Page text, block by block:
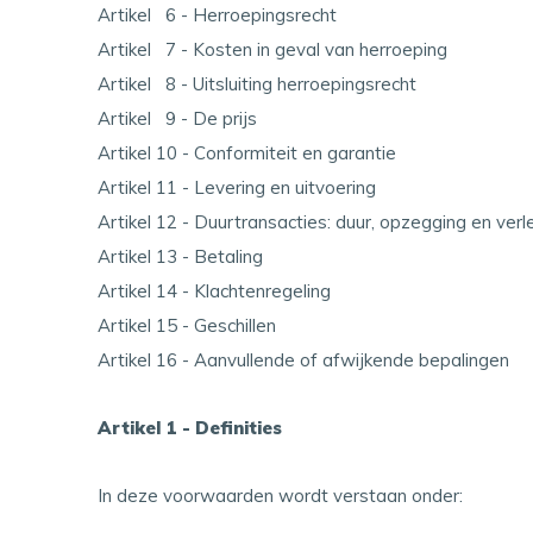
Artikel 6 - Herroepingsrecht
Artikel 7 - Kosten in geval van herroeping
Artikel 8 - Uitsluiting herroepingsrecht
Artikel 9 - De prijs
Artikel 10 - Conformiteit en garantie
Artikel 11 - Levering en uitvoering
Artikel 12 - Duurtransacties: duur, opzegging en
Artikel 13 - Betaling
Artikel 14 - Klachtenregeling
Artikel 15 - Geschillen
Artikel 16 - Aanvullende of afwijkende bepalingen
Artikel 1 - Definities
In deze voorwaarden wordt verstaan onder: